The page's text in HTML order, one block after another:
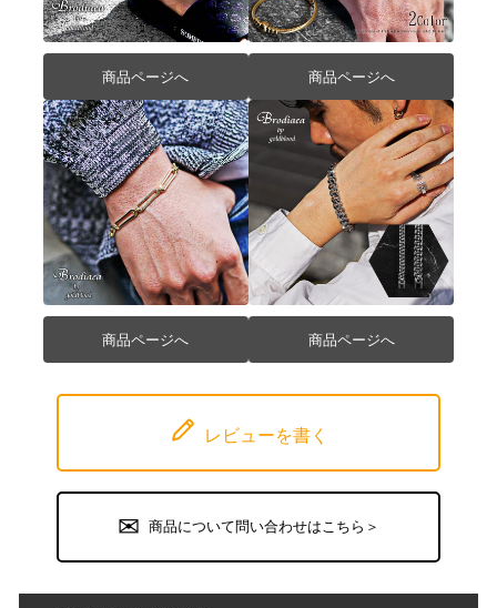
商品ページへ 商品ページへ
商品ページへ 商品ページへ
レビューを書く
商品について問い合わせはこちら＞